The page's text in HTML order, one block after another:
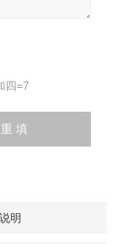
四=7
明